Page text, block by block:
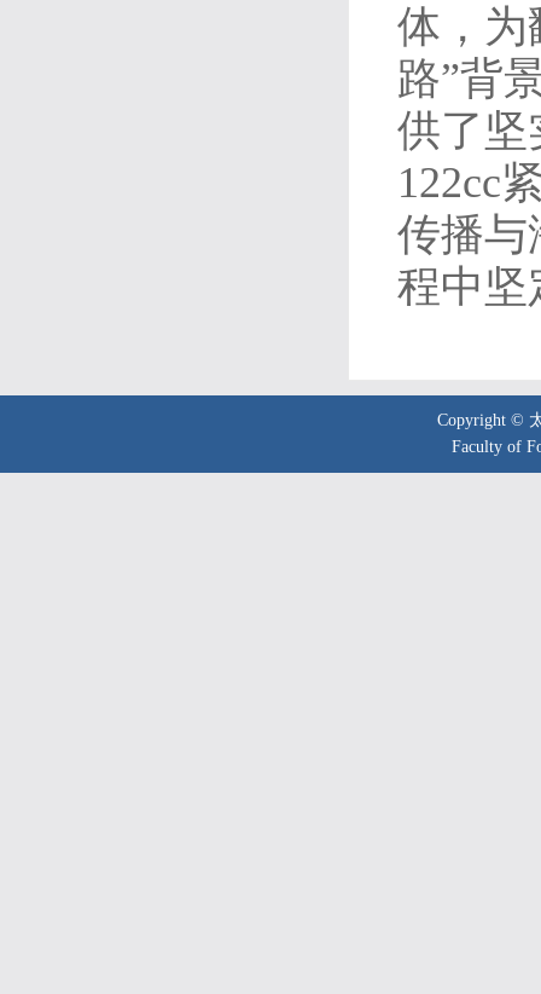
体，为
路”背
供了坚
122cc
传播与
程中坚
Copyright ©
Faculty of